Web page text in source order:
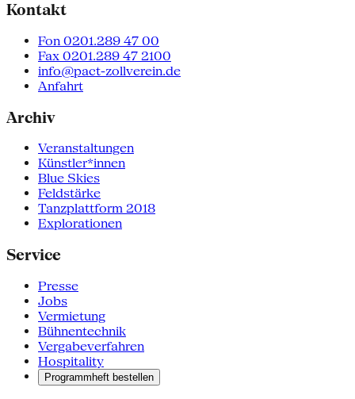
Kontakt
Fon 0201.289 47 00
Fax 0201.289 47 2100
info@pact-zollverein.de
Anfahrt
Archiv
Veranstaltungen
Künstler*innen
Blue Skies
Feldstärke
Tanzplattform 2018
Explorationen
Service
Presse
Jobs
Vermietung
Bühnentechnik
Vergabeverfahren
Hospitality
Programmheft bestellen